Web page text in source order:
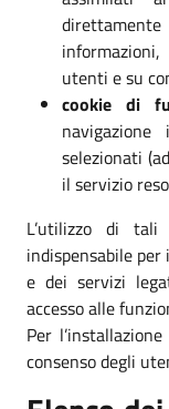
utenti e su
cookie di
selezionati
il servizio
L’utilizzo di
indispensabile
e dei servizi
accesso alle
Per
consenso degli